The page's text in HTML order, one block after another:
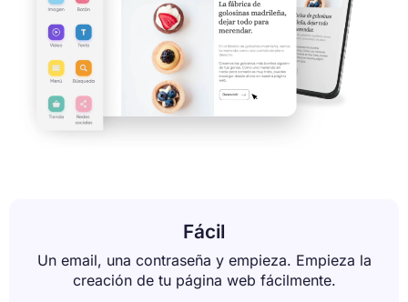
Fácil
Un email, una contraseña y empieza. Empieza la
creación de tu página web fácilmente.